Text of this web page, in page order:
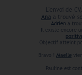
L'envoi de
Anaa trouvé
Adrien a
Il existe encore
Objectif atteint
Bravo ! Maelle
Pauline est